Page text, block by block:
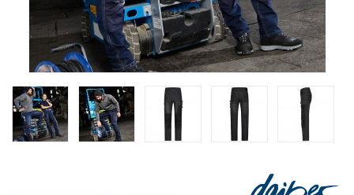
LA SOCIÉTÉ
SERVICES
ROADSHOWS, FORUM DES EXPERTS
MARQUES & CERTIFICATS
TECHNIQUES MARQUAGE
BLOG